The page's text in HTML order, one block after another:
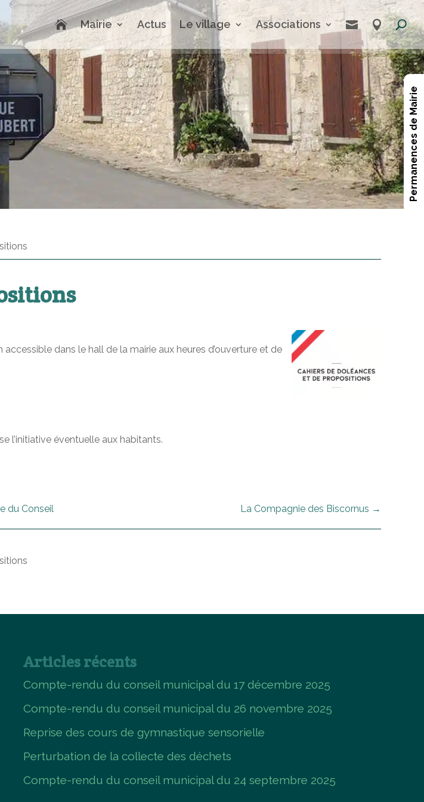
 Mairie Actus Le village Associations  
Permanences de Mairie
dans le hall de la mairie aux heures d’ouverture et de
l’initiative éventuelle aux habitants.
du Conseil La Compagnie des Biscornus →
Articles récents
Compte-rendu du conseil municipal du 17 décembre 2025
Compte-rendu du conseil municipal du 26 novembre 2025
Reprise des cours de gymnastique sensorielle
Perturbation de la collecte des déchets
Compte-rendu du conseil municipal du 24 septembre 2025